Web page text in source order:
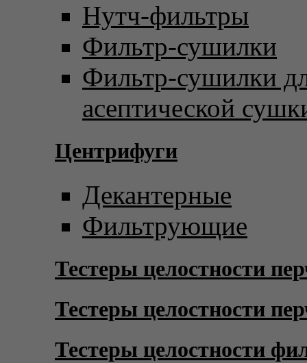
Нутч-фильтры
Фильтр-сушилки
Фильтр-сушилки
асептической
Центрифуги
Декантерные
Фильтрующие
Тестеры целостности
Тестеры целостности
Тестеры целостности